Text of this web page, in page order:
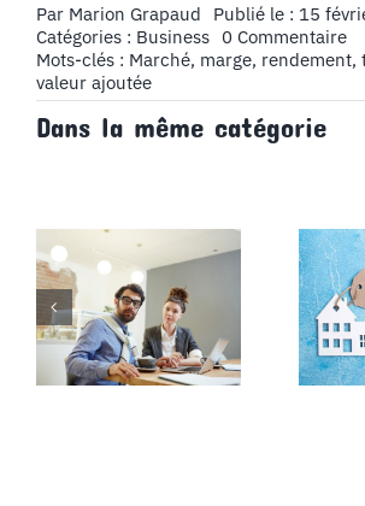
Par Marion Grapaud
Publié le : 15
Catégories : Business 0 Commentaireon
Le
de
Mots-clés : Marché, marge, rendement,
valeur ajoutée
Dans la même catégorie
Compte
courant
d’associé :
et fiscalité